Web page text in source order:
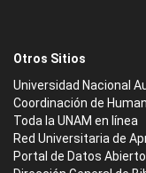
Otros Sitios
Universidad Nacional
Coordinación de
Toda la UNAM en línea
Red Universitaria de
Portal de Datos